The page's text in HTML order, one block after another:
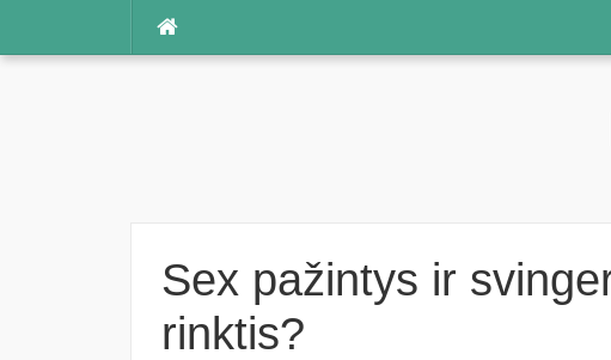
Sex pažintys ir
rinktis?